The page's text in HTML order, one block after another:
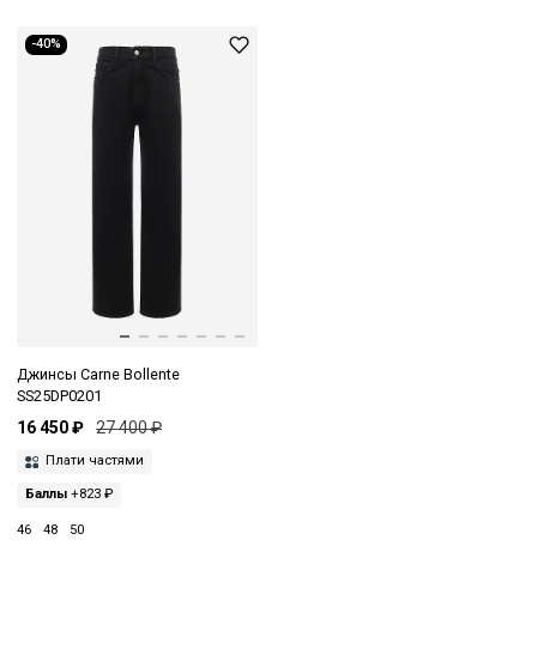
-40%
Джинсы Carne Bollente
SS25DP0201
16 450 ₽ 27 400 ₽
Плати частями
Баллы +823 ₽
46 48 50